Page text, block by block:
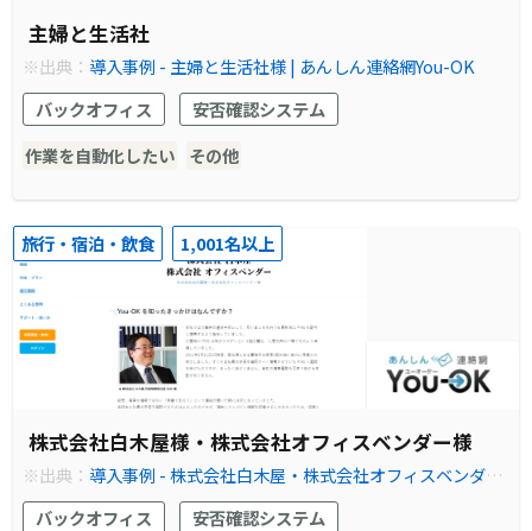
主婦と生活社
※出典： 導入事例 - 主婦と生活社様 | あんしん連絡網You-OK
バックオフィス
安否確認システム
作業を自動化したい
その他
旅行・宿泊・飲食 1,001名以上
株式会社白木屋様・株式会社オフィスベンダー様
※出典： 導入事例 - 株式会社白木屋・株式会社オフィスベンダー
様 | あんしん連絡網You-OK
バックオフィス
安否確認システム